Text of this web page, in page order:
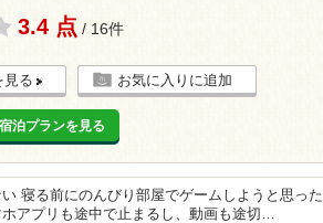
3.4 点 / 16件
見る お気に入りに追加
泊プランを見る
寝る前にのんびり部屋でゲームしようと思った
アプリも途中で止まるし、動画も途切…